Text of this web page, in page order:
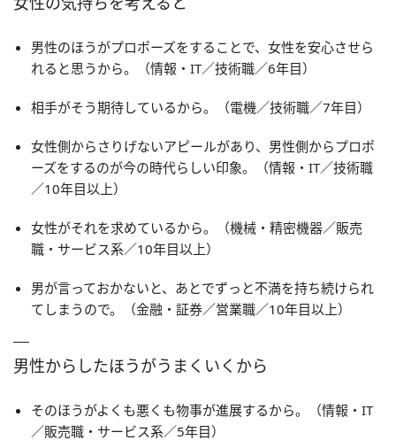
男性のほうがプロポーズをすることで、女性を安心させら
れると思うから。（情報・IT／技術職／6年目）
相手がそう期待しているから。（電機／技術職／7年目）
女性側からさりげないアピールがあり、男性側からプロポ
ーズをするのが今の時代らしい印象。（情報・IT／技術職
／10年目以上）
女性がそれを求めているから。（機械・精密機器／販売
職・サービス系／10年目以上）
男が言っておかないと、あとでずっと不満を持ち続けられ
てしまうので。（金融・証券／営業職／10年目以上）
男性からしたほうがうまくいくから
そのほうがよくも悪くも物事が進展するから。（情報・IT
／販売職・サービス系／5年目）